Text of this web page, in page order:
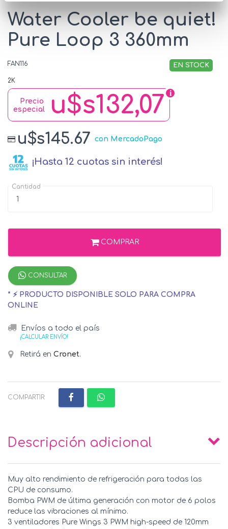
Water Cooler be quiet!
Pure Loop 3 360mm
FAN116 EN STOCK
2K
u$s132,07
Precio
especial
u$s145.67 con MercadoPago
¡Hasta 12 cuotas sin interés!
Cantidad
COMPRAR
CONSULTAR
* ⚡ PRODUCTO DISPONIBLE SOLO PARA COMPRA
ONLINE
Envíos a todo el país
¡CALCULAR ENVÍO!
Retirá en Cronet.
COMPARTIR:
Descripción adicional
Muy alto rendimiento de refrigeración para todas las
CPU de consumo.
Bomba PWM de última generación con motor de 6 polos
reduce las vibraciones al mínimo.
3 ventiladores Pure Wings 3 PWM high-speed de 120mm